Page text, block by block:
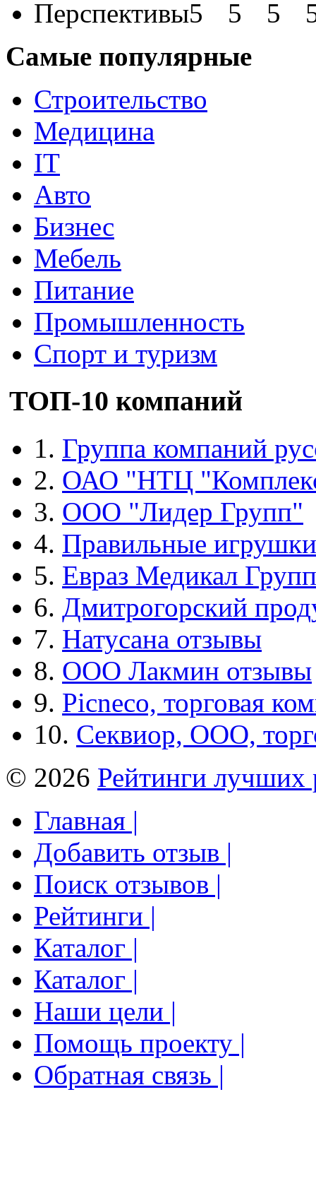
Перспективы
Самые популярные
Строительство
Медицина
IT
Авто
Бизнес
Мебель
Питание
Промышленность
Спорт и туризм
ТОП-10 компаний
1. Группа компаний
2. ОАО "НТЦ
3. ООО "Лидер Групп"
4. Правильные игрушки
5. Евраз Медикал Групп
6. Дмитрогорский
7. Натусана отзывы
8. ООО Лакмин отзывы
9. Picneco, торговая
10. Секвиор, ООО,
© 2026 Рейтинги лучших
Главная |
Добавить отзыв |
Поиск отзывов |
Рейтинги |
Каталог |
Каталог |
Наши цели |
Помощь проекту |
Обратная связь |